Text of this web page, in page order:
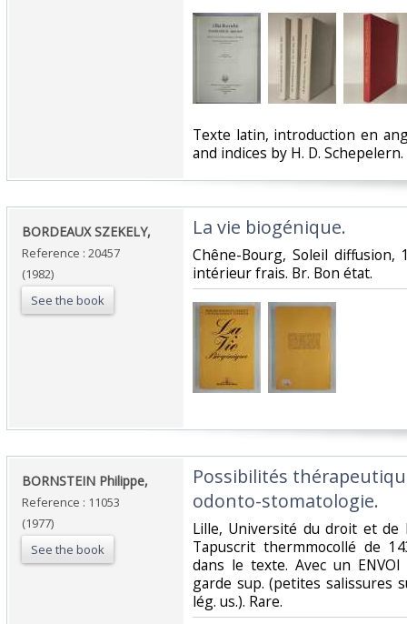
‎Texte latin, introduction en
and indices by H. D. Schepelern. ‎
‎BORDEAUX SZEKELY,‎
Reference : 20457
(1982)
See the book
‎La vie biogénique.‎
‎Chêne-Bourg, Soleil diffusion,
intérieur frais. Br. Bon état.‎
‎BORNSTEIN Philippe,‎
Reference : 11053
(1977)
See the book
‎Possibilités
odonto-stomatologie.‎
‎Lille, Université du droit et de
Tapuscrit thermmocollé de
dans le texte. Avec un
garde sup. (petites salissures
lég. us.). Rare. ‎